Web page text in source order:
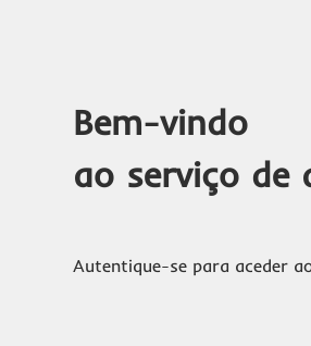
Bem-vindo
ao serviço de
Autentique-se para aceder